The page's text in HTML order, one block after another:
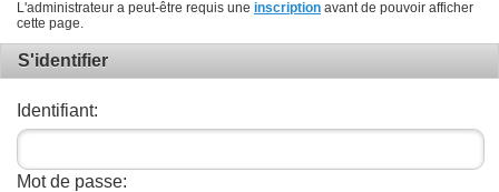
L'administrateur a peut-être requis une inscription avant de pouvoir afficher
cette page.
S'identifier
Identifiant:
Mot de passe: